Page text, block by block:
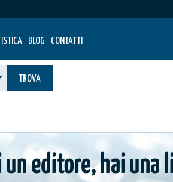
BLOG CONTATTI
TROVA